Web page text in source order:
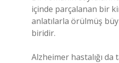
içinde parçalanan bir
anlatılarla örülmüş
biridir.
Alzheimer hastalığı